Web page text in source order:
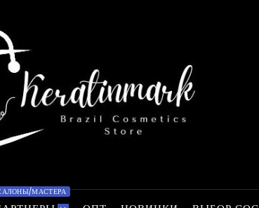
МАСТЕРА